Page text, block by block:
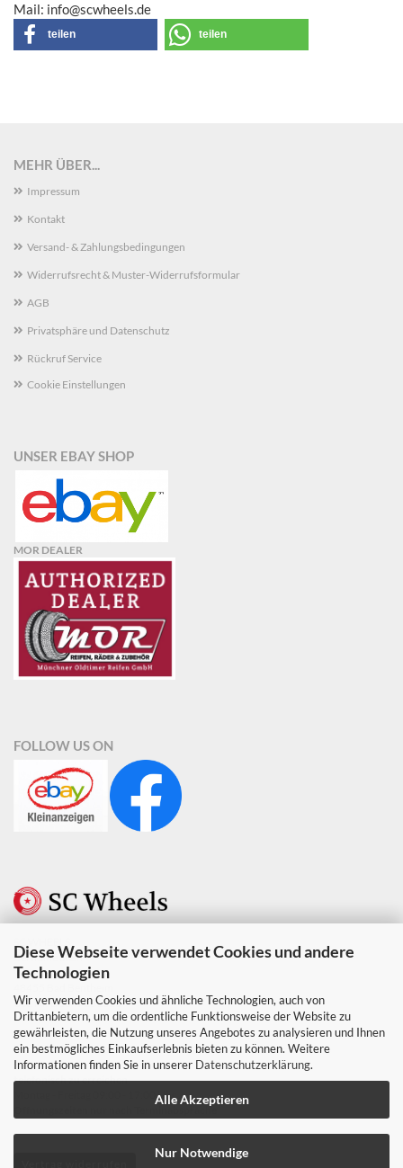
Diese Webseite verwendet Cookies und andere
Technologien
Wir verwenden Cookies und ähnliche Technologien, auch von
Drittanbietern, um die ordentliche Funktionsweise der Website zu
gewährleisten, die Nutzung unseres Angebotes zu analysieren und Ihnen
ein bestmögliches Einkaufserlebnis bieten zu können. Weitere
Informationen finden Sie in unserer Datenschutzerklärung.
Alle Akzeptieren
Nur Notwendige
Mail: info@scwheels.de
teilen teilen
MEHR ÜBER...
Impressum
Kontakt
Versand- & Zahlungsbedingungen
Widerrufsrecht & Muster-Widerrufsformular
AGB
Privatsphäre und Datenschutz
Rückruf Service
Cookie Einstellungen
UNSER EBAY SHOP
MOR DEALER
FOLLOW US ON
Berndine Stein
Weustenweg 10
Ust. Nr. DE347231328
Tel. & Whats app +49 152 06182827
Mail: info@scwheels.de
telefonisch zu erreichen
Montag - Freitag 09:00 - 17:00 Uhr
Offnungszeiten nur nach Terminabsprache